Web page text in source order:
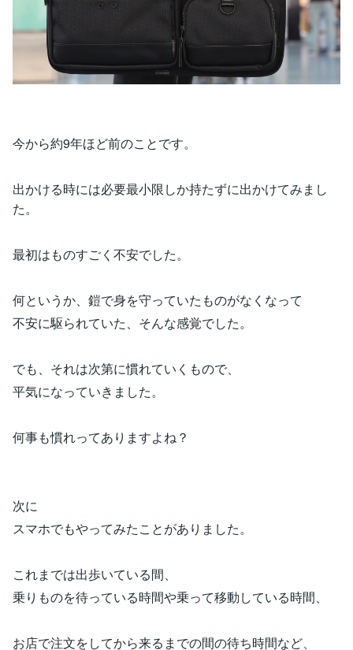
今から約9年ほど前のことです。
出かける時には必要最小限しか持たずに出かけてみまし
た。
最初はものすごく不安でした。
何というか、鎧で身を守っていたものがなくなって
不安に駆られていた、そんな感覚でした。
でも、それは次第に慣れていくもので、
平気になっていきました。
何事も慣れってありますよね？
次に
スマホでもやってみたことがありました。
これまでは出歩いている間、
乗りものを待っている時間や乗って移動している時間、
お店で注文をしてから来るまでの間の待ち時間など、